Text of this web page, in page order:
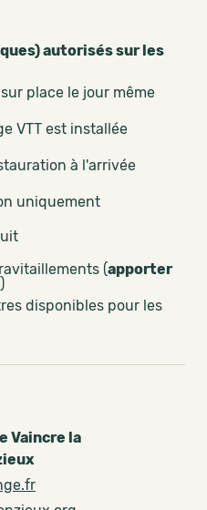
autorisés sur les
place le jour même
VTT est installée
à l'arrivée
uniquement
(apporter
)
disponibles pour les
Vaincre la